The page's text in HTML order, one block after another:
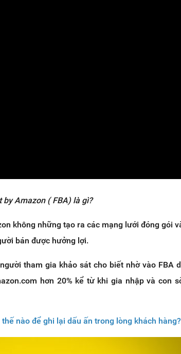
by Amazon ( FBA) là gì?
không những tạo ra các mạng lưới đóng gói
bán được hưởng lợi.
tham gia khảo sát cho biết nhờ vào FBA
hơn 20% kể từ khi gia nhập và con
nào để ghi lại dấu ấn trong lòng khách hàng?